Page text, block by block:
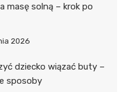
masę solną – krok po
2026
dziecko wiązać buty –
sposoby